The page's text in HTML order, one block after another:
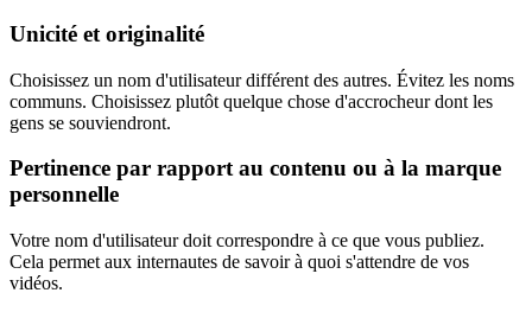
Unicité et originalité
Choisissez un nom d'utilisateur différent des autres. Évitez les noms
communs. Choisissez plutôt quelque chose d'accrocheur dont les
gens se souviendront.
Pertinence par rapport au contenu ou à la marque
personnelle
Votre nom d'utilisateur doit correspondre à ce que vous publiez.
Cela permet aux internautes de savoir à quoi s'attendre de vos
vidéos.